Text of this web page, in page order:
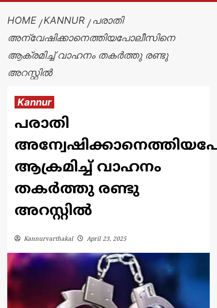
HOME KANNUR
പരാതി
അന്വേഷിക്കാനെത്തിയപോലീസിനെ
ആക്രമിച്ച് വാഹനം തകർത്തു രണ്ടു
അറസ്റ്റിൽ
Kannur
പരാതി
ആക്രമിച്ച് വാഹനം
തകർത്തു രണ്ടു
അറസ്റ്റിൽ
Kannurvarthakal April 23, 2025